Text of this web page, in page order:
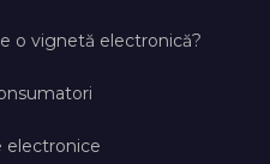
o vignetă electronică?
electronice